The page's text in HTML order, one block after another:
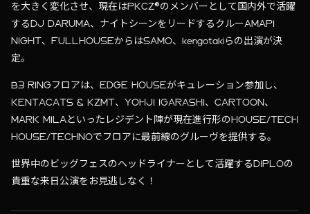
を大きく変化させ、現在はPKCZ®のメンバーとして国内外で活躍
するDJ DARUMA、ナイトシーンをリードするクルーAMAPI
NIGHT、FULLHOUSEからはSAMO、kengotakiらの出演が決
定。
B3 RINGフロアは、EDGE HOUSEがキュレーション参加し、
KENTACATS & KZMT、YOHJI IGARASHI、CARTOON、
MARK MILAといったレジデント陣が現在進行形のHOUSE/TECH
HOUSE/TECHNOでフロアに最前線のグルーヴを提供する。
世界中のビッグフェスのヘッドライナーとして活躍するDIPLOの
貴重な来日公演をお見逃しなく！